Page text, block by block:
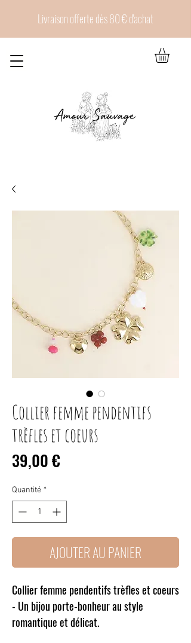
Livraison offerte dès 80 € d'achat
Collier femme pendentifs
trèfles et coeurs
39,00 €
Quantité *
AJOUTER AU PANIER
Collier femme pendentifs trèfles et coeurs
- Un bijou porte-bonheur au style
romantique et délicat.